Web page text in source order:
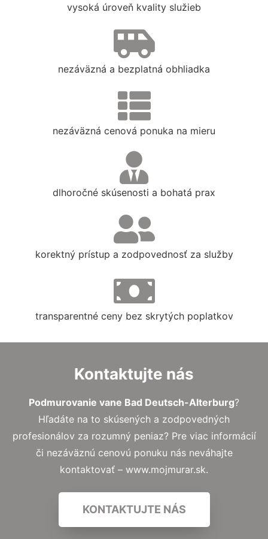
vysoká úroveň kvality služieb
nezáväzná a bezplatná obhliadka
nezáväzná cenová ponuka na mieru
dlhoročné skúsenosti a bohatá prax
korektný prístup a zodpovednosť za služby
transparentné ceny bez skrytých poplatkov
Kontaktujte nás
Podmurovanie vane Bad Deutsch-Alterburg?
Hľadáte na to skúsených a zodpovedných
profesionálov za rozumný peniaz? Pre viac informácií
či nezáväznú cenovú ponuku nás neváhajte
kontaktovať – www.mojmurar.sk.
KONTAKTUJTE NÁS